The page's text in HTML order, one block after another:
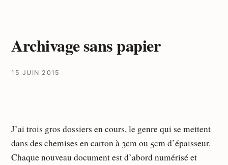
Archivage sans papier
15 JUIN 2015
J’ai trois gros dossiers en cours, le genre qui se mettent
dans des chemises en carton à 3cm ou 5cm d’épaisseur.
Chaque nouveau document est d’abord numérisé et